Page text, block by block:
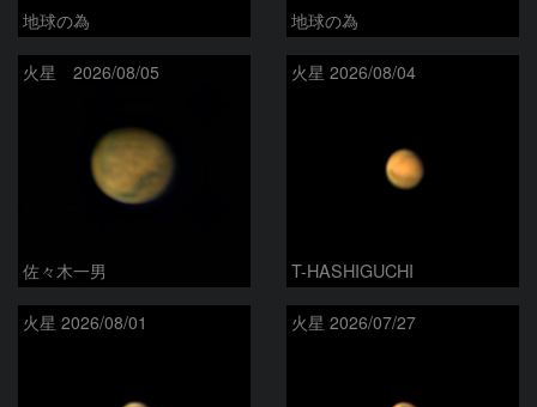
地球の為 地球の為
火星 2026/08/05
佐々木一男
火星 2026/08/04
T-HASHIGUCHI
火星 2026/08/01 火星 2026/07/27